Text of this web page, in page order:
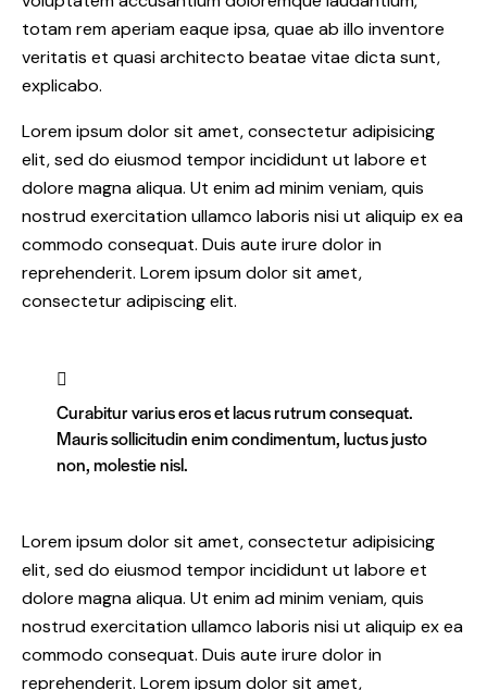
totam rem aperiam eaque ipsa, quae ab illo inventore
veritatis et quasi architecto beatae vitae dicta sunt,
explicabo.
Lorem ipsum dolor sit amet, consectetur adipisicing
elit, sed do eiusmod tempor incididunt ut labore et
dolore magna aliqua. Ut enim ad minim veniam, quis
nostrud exercitation ullamco laboris nisi ut aliquip ex ea
commodo consequat. Duis aute irure dolor in
reprehenderit. Lorem ipsum dolor sit amet,
consectetur adipiscing elit.
Curabitur varius eros et lacus rutrum consequat.
Mauris sollicitudin enim condimentum, luctus justo
non, molestie nisl.
Lorem ipsum dolor sit amet, consectetur adipisicing
elit, sed do eiusmod tempor incididunt ut labore et
dolore magna aliqua. Ut enim ad minim veniam, quis
nostrud exercitation ullamco laboris nisi ut aliquip ex ea
commodo consequat. Duis aute irure dolor in
reprehenderit. Lorem ipsum dolor sit amet,